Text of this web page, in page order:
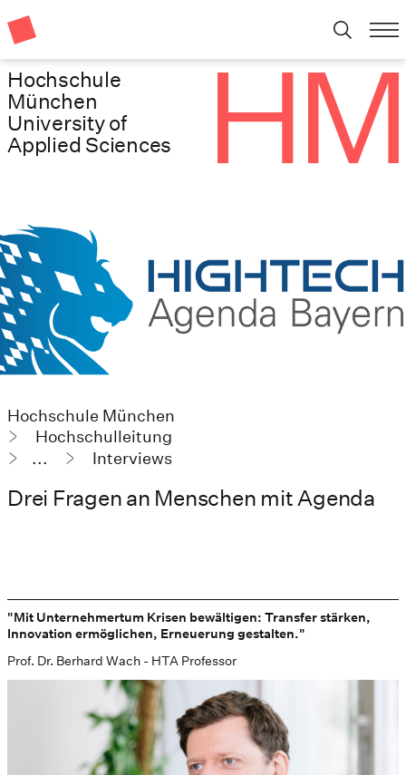
Hochschule
München
University of
Applied Sciences
Hochschule München
Hochschulleitung
...
Interviews
Drei Fragen an Menschen mit Agenda
"Mit Unternehmertum Krisen bewältigen: Transfer stärken,
Innovation ermöglichen, Erneuerung gestalten."
Prof. Dr. Berhard Wach - HTA Professor